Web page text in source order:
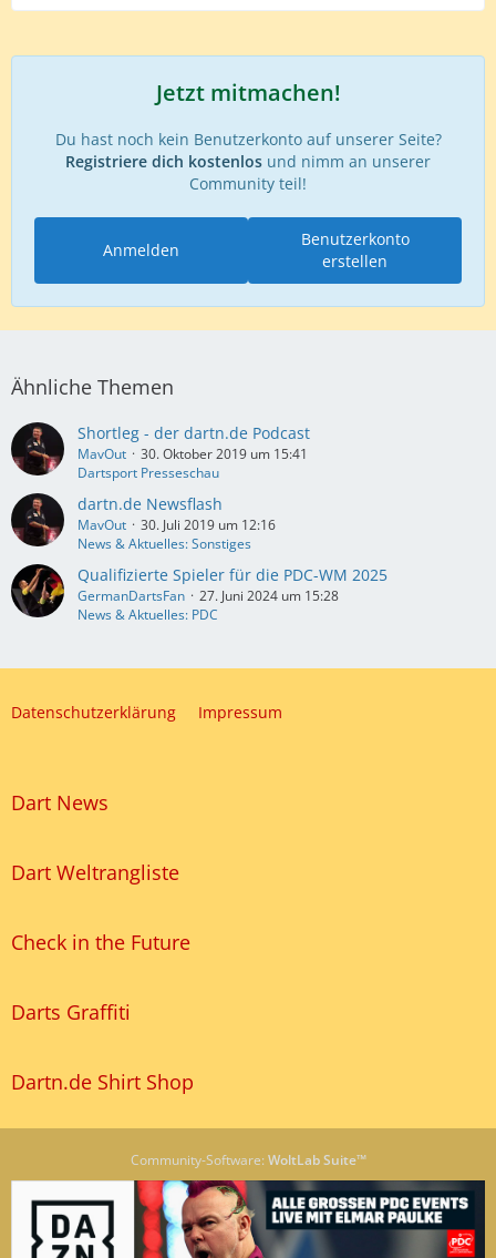
Jetzt mitmachen!
Du hast noch kein Benutzerkonto auf unserer Seite?
Registriere dich kostenlos und nimm an unserer
Community teil!
Benutzerkonto
erstellen
Anmelden
Ähnliche Themen
Shortleg - der dartn.de Podcast
MavOut
30. Oktober 2019 um 15:41
Dartsport Presseschau
dartn.de Newsflash
MavOut
30. Juli 2019 um 12:16
News & Aktuelles: Sonstiges
Qualifizierte Spieler für die PDC-WM 2025
GermanDartsFan
27. Juni 2024 um 15:28
News & Aktuelles: PDC
Datenschutzerklärung Impressum
Dart News
Dart Weltrangliste
Check in the Future
Darts Graffiti
Dartn.de Shirt Shop
Community-Software: WoltLab Suite™